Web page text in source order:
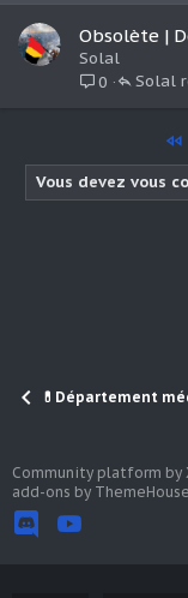
Obsolète |
Solal
0
Solal
Vous devez vous
💊Département
Community platform by
add-ons by ThemeHouse